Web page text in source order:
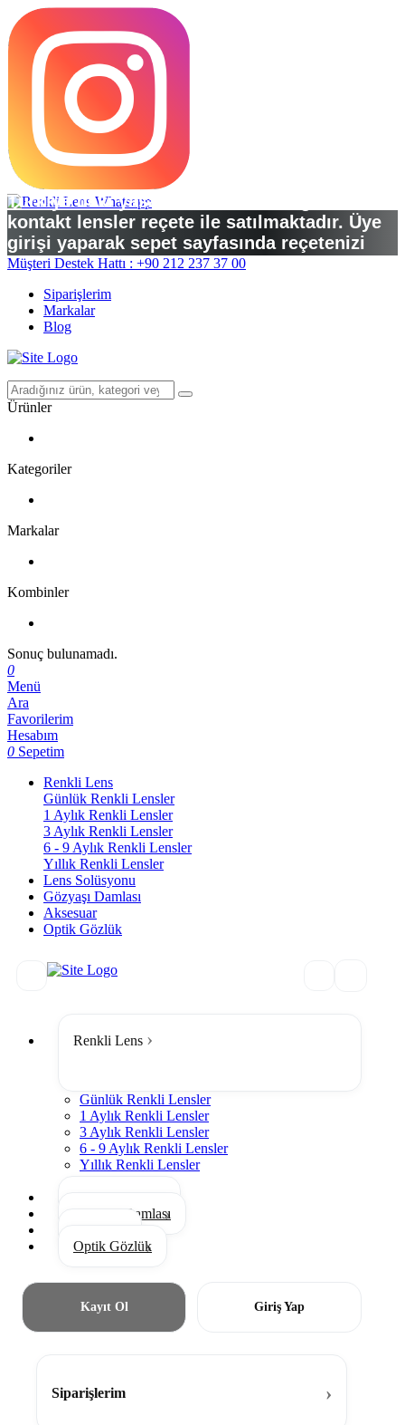
Türkiye’deki yasal düzenlemelere göre
kontakt lensler reçete ile satılmaktadır. Üye
girişi yaparak sepet sayfasında reçetenizi
yükleyebilirsiniz.
Müşteri Destek Hattı : +90 212 237 37 00
Siparişlerim
Markalar
Blog
Ürünler
Kategoriler
Markalar
Kombinler
Sonuç bulunamadı.
0
Menü
Ara
Favorilerim
Hesabım
0 Sepetim
Renkli Lens
Günlük Renkli Lensler
1 Aylık Renkli Lensler
3 Aylık Renkli Lensler
6 - 9 Aylık Renkli Lensler
Yıllık Renkli Lensler
Lens Solüsyonu
Gözyaşı Damlası
Aksesuar
Optik Gözlük
Renkli Lens
Günlük Renkli Lensler
1 Aylık Renkli Lensler
3 Aylık Renkli Lensler
6 - 9 Aylık Renkli Lensler
Yıllık Renkli Lensler
Gözyaşı Damlası
Optik Gözlük
Kayıt Ol Giriş Yap
Siparişlerim